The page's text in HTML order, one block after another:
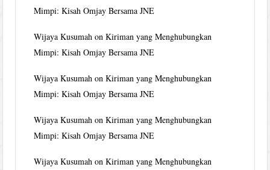
Mimpi: Kisah Omjay Bersama JNE
Wijaya Kusumah onKiriman yang Menghubungkan
Mimpi: Kisah Omjay Bersama JNE
Wijaya Kusumah onKiriman yang Menghubungkan
Mimpi: Kisah Omjay Bersama JNE
Wijaya Kusumah onKiriman yang Menghubungkan
Mimpi: Kisah Omjay Bersama JNE
Wijaya Kusumah onKiriman yang Menghubungkan